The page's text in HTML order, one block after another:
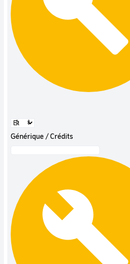
Générique / Crédits